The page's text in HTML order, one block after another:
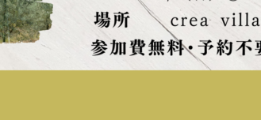
年オリーブ
【イ
を楽し